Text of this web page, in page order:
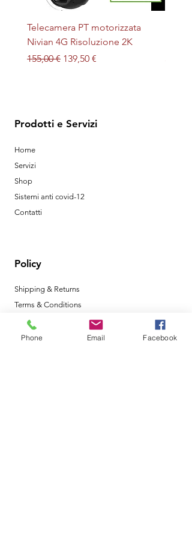
Telecamera PT motorizzata
Nivian 4G Risoluzione 2K
Prezzo regolare
155,00 € Prezzo scontato
139,50 €
Prodotti e Servizi
Home
Servizi
Shop
Sistemi anti covid-12
Contatti
Policy
Shipping & Returns
Terms & Conditions
Metodi di Pagamento
Phone Email Facebook